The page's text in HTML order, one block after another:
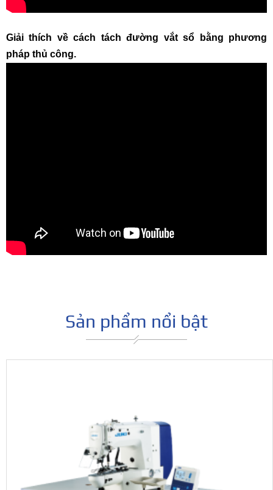
Giải thích về cách tách đường vắt sổ bằng phương
pháp thủ công.
Sản phẩm nổi bật